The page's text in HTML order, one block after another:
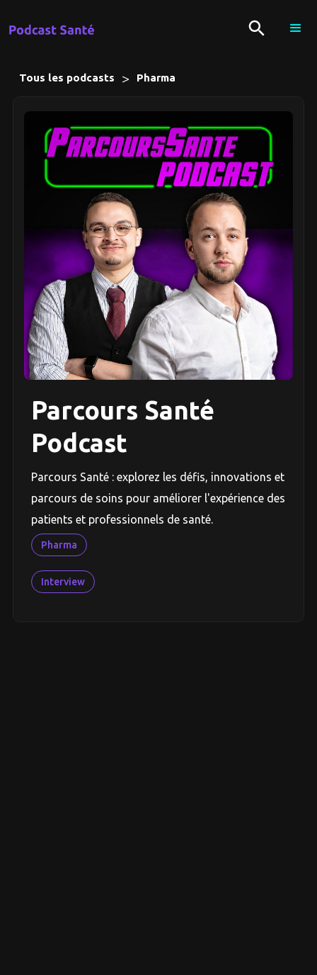
Tous les podcasts > Pharma
Parcours Santé
Podcast
Parcours Santé : explorez les défis, innovations et
parcours de soins pour améliorer l'expérience des
patients et professionnels de santé.
Pharma
Interview